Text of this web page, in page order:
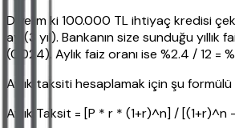
Diyelim ki 100.000 TL ihtiyaç kredisi
ay (3 yıl). Bankanın size sunduğu yıllık
(0.024). Aylık faiz oranı ise %2.4 / 12 =
Aylık taksiti hesaplamak için şu formülü
Aylık Taksit = [P * r * (1+r)^n] / [(1+r)^n